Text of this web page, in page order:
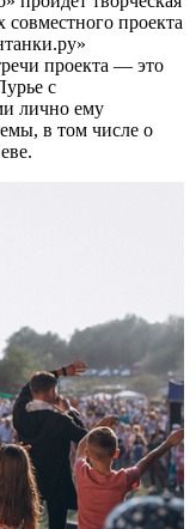
совместного проекта
проекта — это
с
лично ему
в том числе о